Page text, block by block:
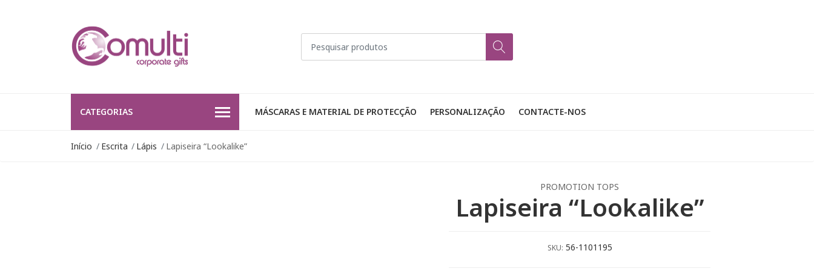
CATEGORIAS MÁSCARAS E MATERIAL DE PROTECÇÃO PERSONALIZAÇÃO CONTACTE-NOS
Início Escrita Lápis Lapiseira “Lookalike”
PROMOTION TOPS
Lapiseira “Lookalike”
SKU: 56-1101195